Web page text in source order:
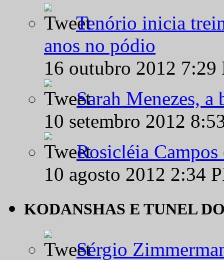
Tenório inicia
anos no pódio
16 outubro 2012
Sarah Menezes,
10 setembro 2012
Rosicléia
10 agosto 2012 2:34
KODANSHAS E TUNEL
Sérgio